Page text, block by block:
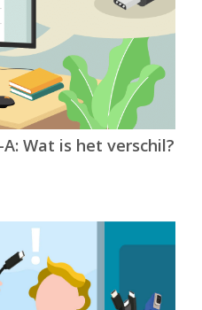
A: Wat is het verschil?